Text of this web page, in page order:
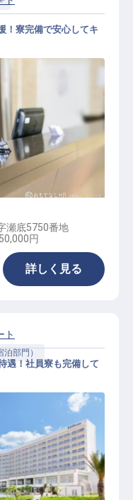
！寮完備で安心してキ
瀬底5750番地
円
詳しく見る
部門）
ーマネージャー
ト
遇！社員寮も完備して